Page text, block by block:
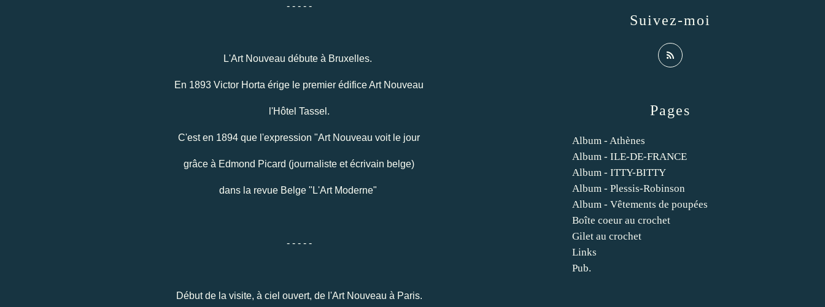
- - - - -
L'Art Nouveau débute à Bruxelles.
En 1893 Victor Horta érige le premier édifice Art Nouveau
l'Hôtel Tassel.
C'est en 1894 que l'expression "Art Nouveau voit le jour
grâce à Edmond Picard (journaliste et écrivain belge)
dans la revue Belge "L'Art Moderne"
- - - - -
Début de la visite, à ciel ouvert, de l'Art Nouveau à Paris.
Pages
Album - Athènes
Album - ILE-DE-FRANCE
Album - ITTY-BITTY
Album - Plessis-Robinson
Album - Vêtements de poupées
Boîte coeur au crochet
Gilet au crochet
Links
Pub.
Suivez-moi